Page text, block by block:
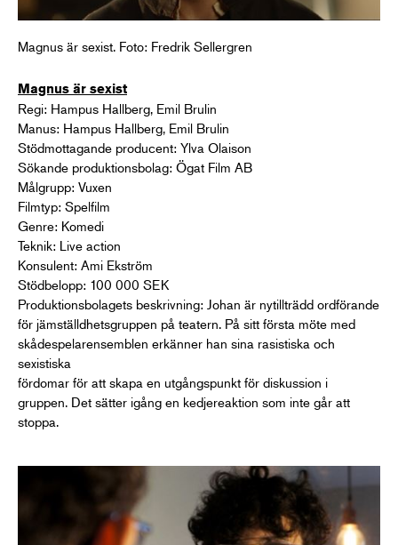
Magnus är sexist. Foto: Fredrik Sellergren
Magnus är sexist
Regi: Hampus Hallberg, Emil Brulin
Manus: Hampus Hallberg, Emil Brulin
Stödmottagande producent: Ylva Olaison
Sökande produktionsbolag: Ögat Film AB
Målgrupp: Vuxen
Filmtyp: Spelfilm
Genre: Komedi
Teknik: Live action
Konsulent: Ami Ekström
Stödbelopp: 100 000 SEK
Produktionsbolagets beskrivning: Johan är nytillträdd ordförande
för jämställdhetsgruppen på teatern. På sitt första möte med
skådespelarensemblen erkänner han sina rasistiska och
sexistiska
fördomar för att skapa en utgångspunkt för diskussion i
gruppen. Det sätter igång en kedjereaktion som inte går att
stoppa.